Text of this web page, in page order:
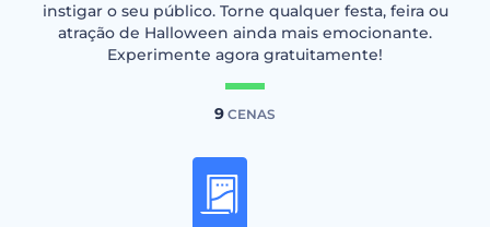
instigar o seu público. Torne qualquer festa, feira ou
atração de Halloween ainda mais emocionante.
Experimente agora gratuitamente!
9 CENAS